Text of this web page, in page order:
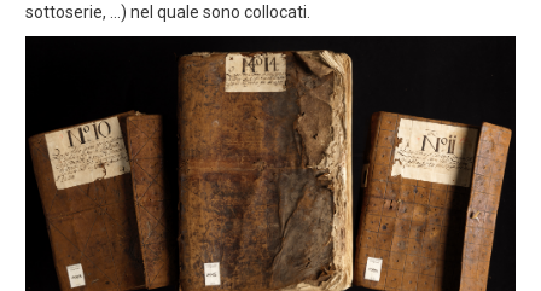
sottoserie, ...) nel quale sono collocati.